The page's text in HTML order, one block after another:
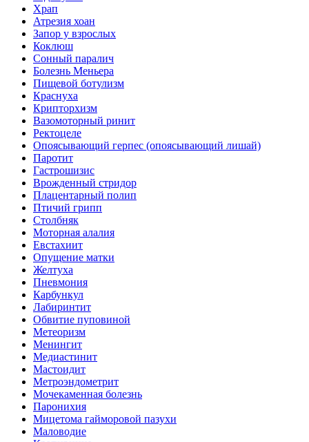
Храп
Атрезия хоан
Запор у взрослых
Коклюш
Сонный паралич
Болезнь Меньера
Пищевой ботулизм
Краснуха
Крипторхизм
Вазомоторный ринит
Ректоцеле
Опоясывающий герпес (опоясывающий лишай)
Паротит
Гастрошизис
Врожденный стридор
Плацентарный полип
Птичий грипп
Столбняк
Моторная алалия
Евстахиит
Опущение матки
Желтуха
Пневмония
Карбункул
Лабиринтит
Обвитие пуповиной
Метеоризм
Менингит
Медиастинит
Мастоидит
Метроэндометрит
Мочекаменная болезнь
Паронихия
Мицетома гайморовой пазухи
Маловодие